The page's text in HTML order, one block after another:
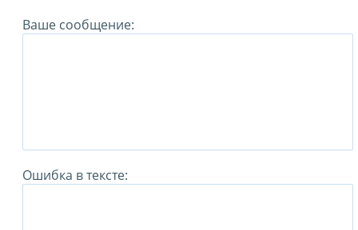
Ваше сообщение:
Ошибка в тексте: